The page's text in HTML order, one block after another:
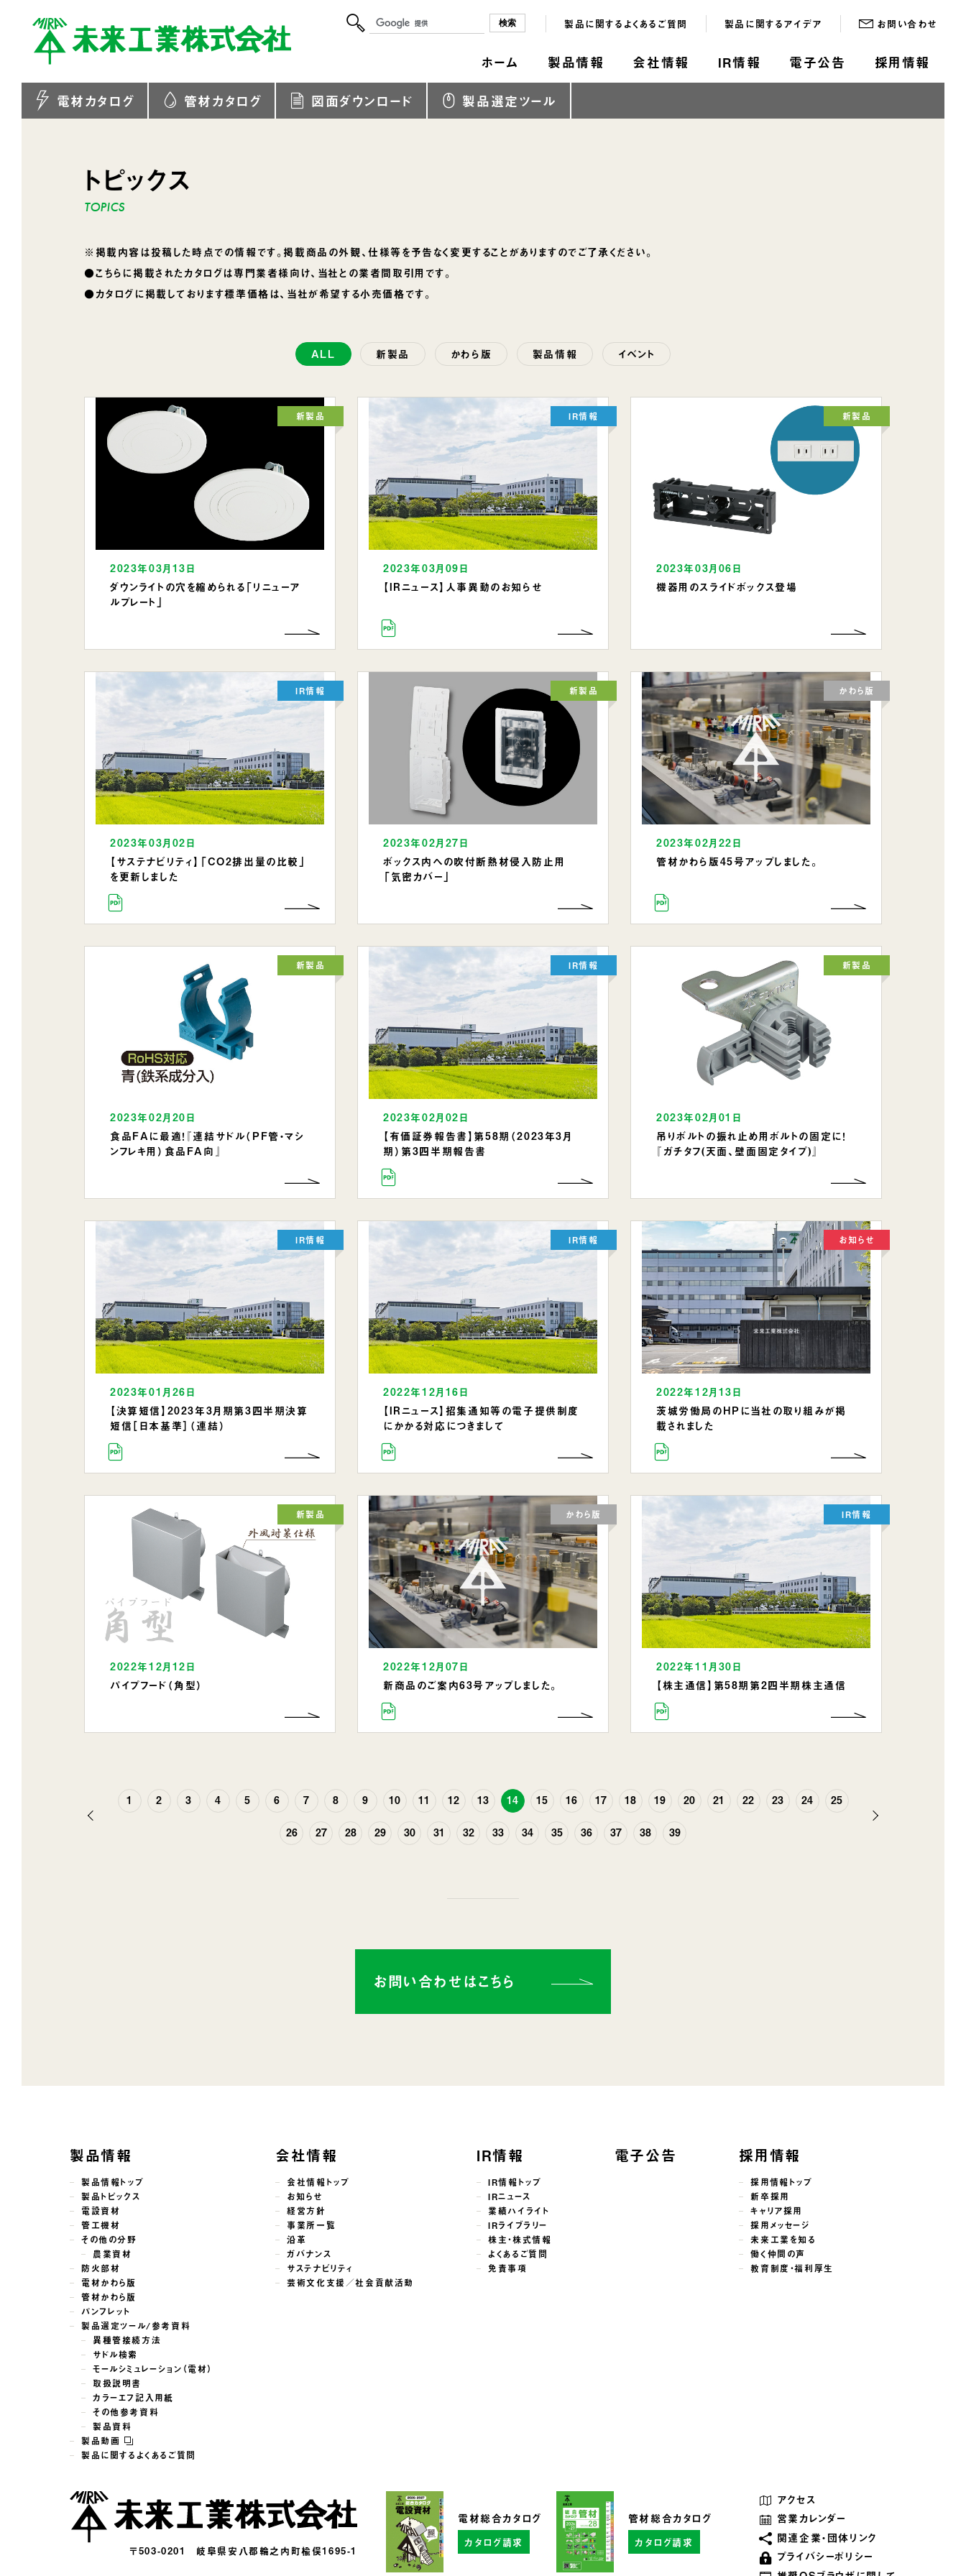
ホーム 製品情報 会社情報 IR情報 電子公告 採用情報
製品に関するよくあるご質問 製品に関するアイデア お問い合わせ
電材カタログ 管材カタログ 図面ダウンロード 製品選定ツール
トピックス
※掲載内容は投稿した時点での情報です。掲載商品の外観、仕様等を予告なく変更することがありますのでご了承ください。
●こちらに掲載されたカタログは専門業者様向け、当社との業者間取引用です。
●カタログに掲載しております標準価格は、当社が希望する小売価格です。
ALL 新製品 かわら版 製品情報 イベント
2023年03月13日
ダウンライトの穴を縮められる「リニューア
ルプレート」
新製品
2023年03月09日
【IRニュース】人事異動のお知らせ
IR情報
2023年03月06日
機器用のスライドボックス登場
新製品
2023年03月02日
【サステナビリティ】「CO2排出量の比較」
を更新しました
IR情報
2023年02月27日
ボックス内への吹付断熱材侵入防止用
「気密カバー」
新製品
2023年02月22日
管材かわら版45号アップしました。
かわら版
2023年02月20日
食品FAに最適！『連結サドル（PF管・マシ
ンフレキ用）食品FA向』
新製品
2023年02月02日
【有価証券報告書】第58期（2023年3月
期）第3四半期報告書
IR情報
2023年02月01日
吊りボルトの振れ止め用ボルトの固定に！
『ガチタフ(天面、壁面固定タイプ)』
新製品
2023年01月26日
【決算短信】2023年3月期第3四半期決算
短信［日本基準］（連結）
IR情報
2022年12月16日
【IRニュース】招集通知等の電子提供制度
にかかる対応につきまして
IR情報
2022年12月13日
茨城労働局のHPに当社の取り組みが掲
載されました
お知らせ
2022年12月12日
パイプフード（角型）
新製品
2022年12月07日
新商品のご案内63号アップしました。
かわら版
2022年11月30日
【株主通信】第58期第2四半期株主通信
IR情報
前
1 2 3 4 5 6 7 8 9 10 11 12 13 14 15 16 17 18 19 20 21 22 23 24 25
26 27 28 29 30 31 32 33 34 35 36 37 38 39
次
お問い合わせはこちら
製品情報
製品情報トップ
製品トピックス
電設資材
管工機材
その他の分野
農業資材
防火部材
電材かわら版
管材かわら版
パンフレット
製品選定ツール/参考資料
異種管接続方法
サドル検索
モールシミュレーション（電材）
取扱説明書
カラーエフ記入用紙
その他参考資料
製品資料
製品動画
製品に関するよくあるご質問
会社情報
会社情報トップ
お知らせ
経営方針
事業所一覧
沿革
ガバナンス
サステナビリティ
芸術文化支援／社会貢献活動
IR情報
IR情報トップ
IRニュース
業績ハイライト
IRライブラリー
株主・株式情報
よくあるご質問
免責事項
電子公告 採用情報
採用情報トップ
新卒採用
キャリア採用
採用メッセージ
未来工業を知る
働く仲間の声
教育制度・福利厚生
〒503-0201 岐阜県安八郡輪之内町楡俣1695-1
電材総合カタログ
カタログ請求
管材総合カタログ
カタログ請求
アクセス
営業カレンダー
関連企業・団体リンク
プライバシーポリシー